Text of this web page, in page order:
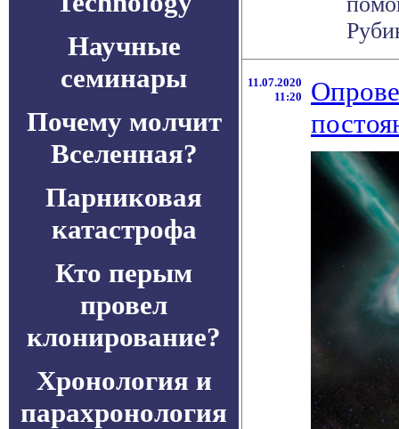
Научные
семинары
Почему молчит
Вселенная?
Парниковая
катастрофа
Кто перым
провел
клонирование?
Хронология и
парахронология
11.07.2020
11:20